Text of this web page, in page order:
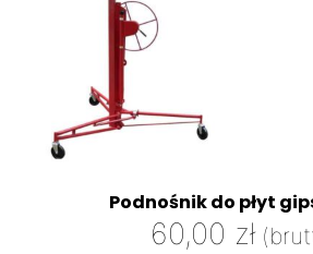
Podnośnik do płyt
60,00 zł